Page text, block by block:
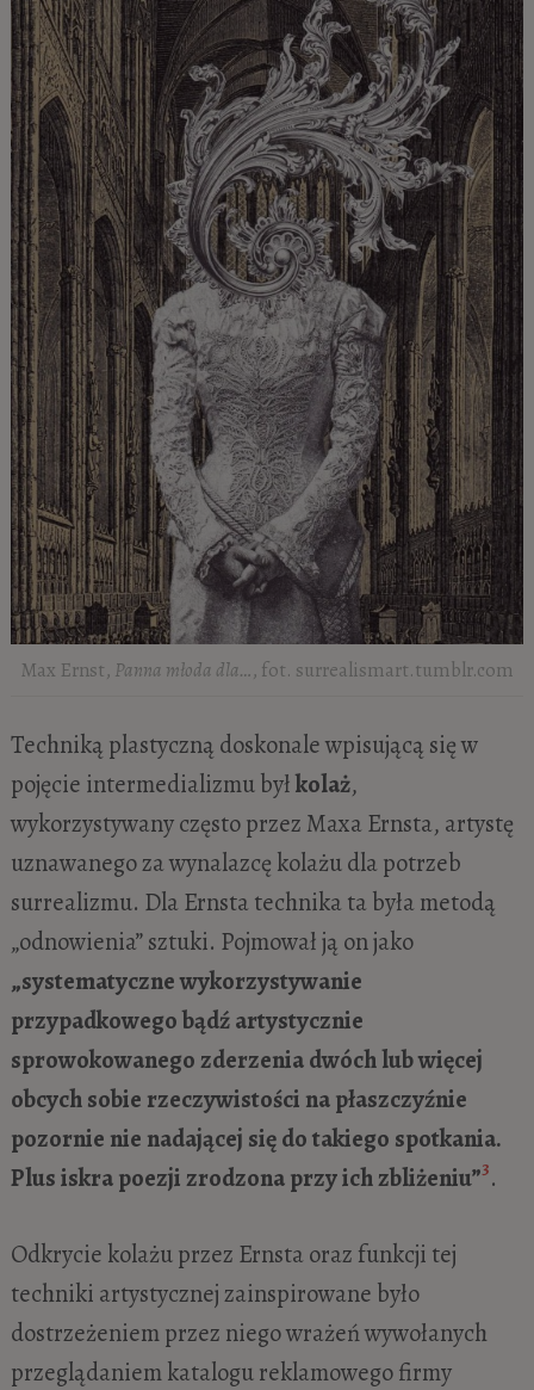
Max Ernst, Panna młoda dla…, fot. surrealismart.tumblr.com
Techniką plastyczną doskonale wpisującą się w
pojęcie intermedializmu byłkolaż,
wykorzystywany często przez Maxa Ernsta, artystę
uznawanego za wynalazcę kolażu dla potrzeb
surrealizmu. Dla Ernsta technika ta była metodą
„odnowienia” sztuki. Pojmował ją on jako
„systematyczne wykorzystywanie
przypadkowego bądź artystycznie
sprowokowanego zderzenia dwóch lub więcej
obcych sobie rzeczywistości na płaszczyźnie
pozornie nie nadającej się do takiego spotkania.
Plus iskra poezji zrodzona przy ich zbliżeniu”3.
Odkrycie kolażu przez Ernsta oraz funkcji tej
techniki artystycznej zainspirowane było
dostrzeżeniem przez niego wrażeń wywołanych
przeglądaniem katalogu reklamowego firmy